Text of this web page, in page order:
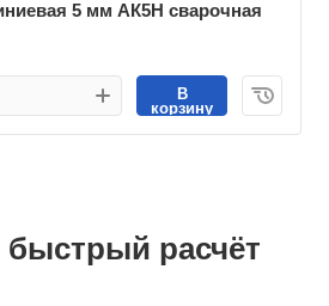
5 мм АК5Н сварочная
В
корзину
расчёт